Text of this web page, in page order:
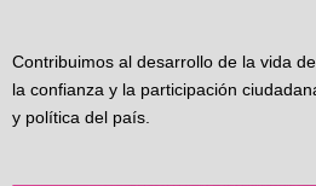
Contribuimos al desarrollo de la vida
la confianza y la participación
y política del país.